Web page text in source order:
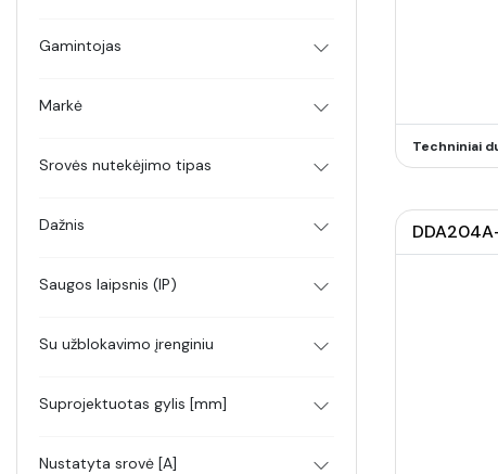
Gamintojas
Markė
Srovės nutekėjimo tipas
Dažnis
Saugos laipsnis (IP)
Su užblokavimo įrenginiu
Suprojektuotas gylis [mm]
Nustatyta srovė [A]
Techniniai